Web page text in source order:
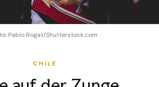
Pablo Rogat/Shutterstock.com
CHILE